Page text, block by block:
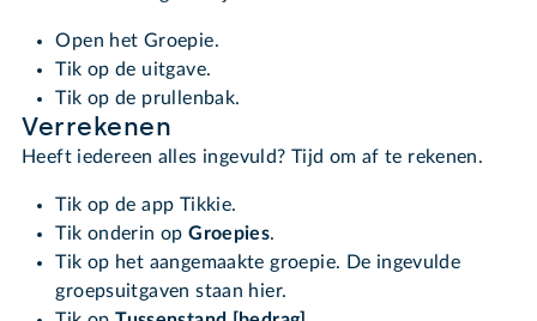
Open het Groepie.
Tik op de uitgave.
Tik op de prullenbak.
Verrekenen
Heeft iedereen alles ingevuld? Tijd om af te rekenen.
Tik op de app Tikkie.
Tik onderin opGroepies.
Tik op het aangemaakte groepie. De ingevulde
groepsuitgaven staan hier.